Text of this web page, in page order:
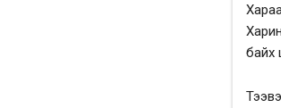
байх